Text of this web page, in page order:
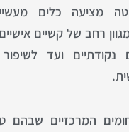
מציעה כלים
רחב של קשיים
נקודתיים ועד